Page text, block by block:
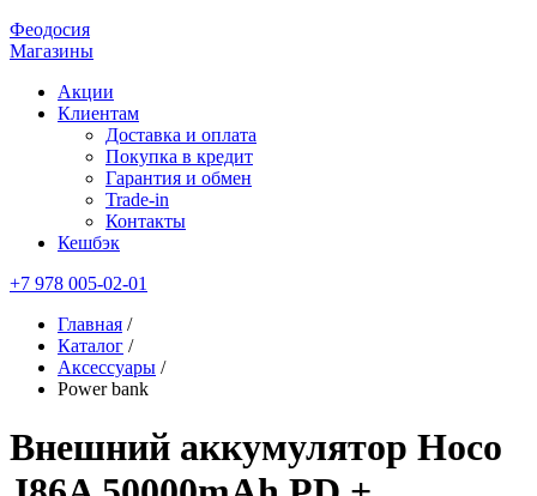
Феодосия
Магазины
Акции
Клиентам
Доставка и оплата
Покупка в кредит
Гарантия и обмен
Trade-in
Контакты
Кешбэк
+7 978 005-02-01
Главная /
Каталог /
Аксессуары /
Power bank
Внешний аккумулятор Hoco